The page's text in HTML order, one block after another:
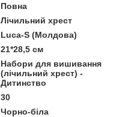
Повна
Лічильний хрест
Luca-S (Молдова)
21*28,5 см
Набори для вишивання
(лічильний хрест) -
Дитинство
30
Чорно-біла